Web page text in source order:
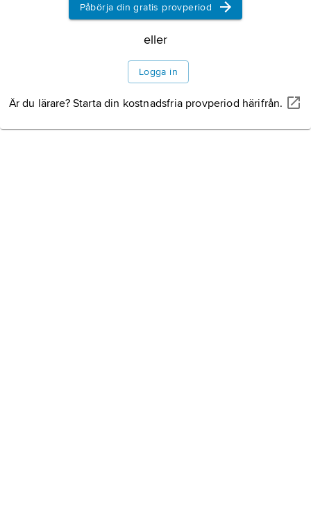
Information om artikeln
Påbörja din gratis provperiod
eller
Logga in
Är du lärare? Starta din kostnadsfria provperiod härifrån.